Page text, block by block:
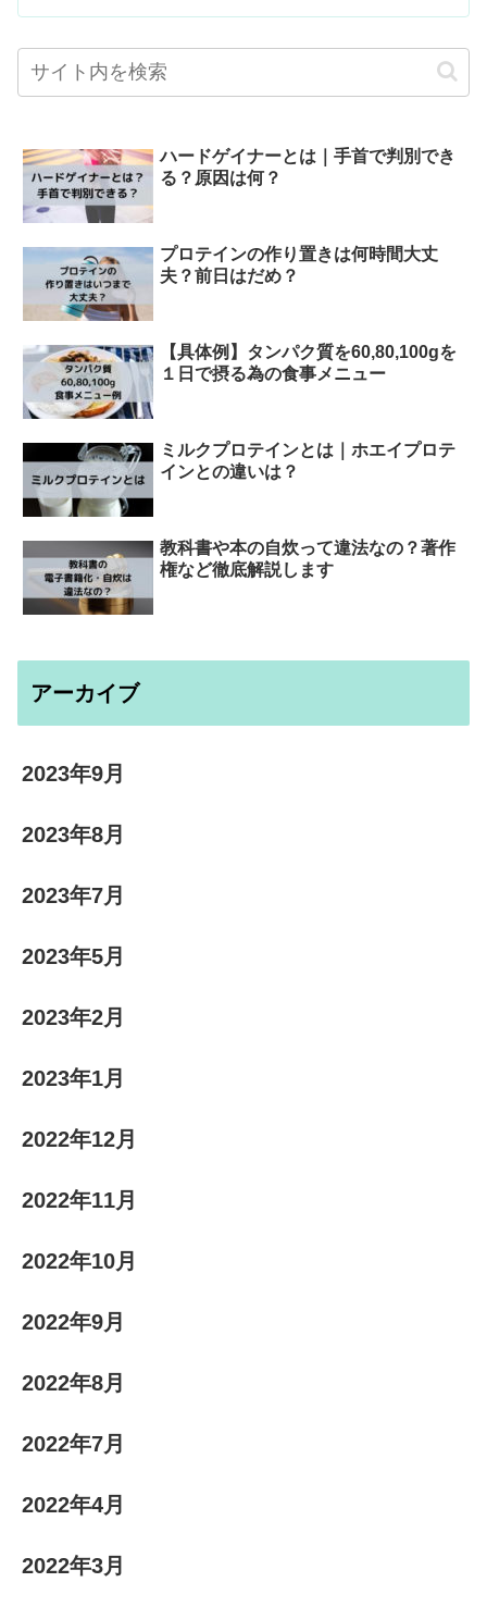
ハードゲイナーとは｜手首で判別でき
る？原因は何？
プロテインの作り置きは何時間大丈
夫？前日はだめ？
【具体例】タンパク質を60,80,100gを
１日で摂る為の食事メニュー
ミルクプロテインとは｜ホエイプロテ
インとの違いは？
教科書や本の自炊って違法なの？著作
権など徹底解説します
アーカイブ
2023年9月
2023年8月
2023年7月
2023年5月
2023年2月
2023年1月
2022年12月
2022年11月
2022年10月
2022年9月
2022年8月
2022年7月
2022年4月
2022年3月